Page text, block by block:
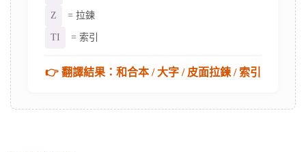
Z = 拉鍊
TI = 索引
👉 翻譯結果：和合本 / 大字 / 皮面拉鍊 / 索引